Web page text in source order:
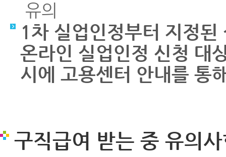
유의
1차 실업인정부터 지정
온라인 실업인정 신청 대
시에 고용센터 안내를 통
구직급여 받는 중 유의